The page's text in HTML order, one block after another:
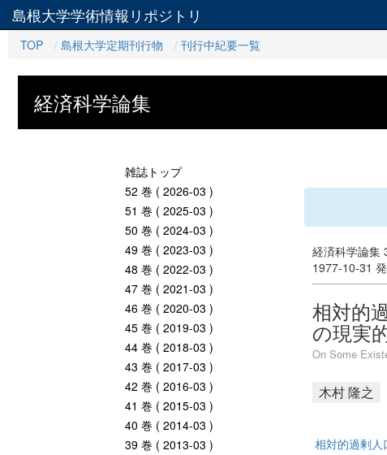
島根大学学術情報リポジトリ
TOP
島根大学定期刊行物 刊行中紀要一覧
経済科学論集
雑誌トップ
52 巻 ( 2026-03 )
51 巻 ( 2025-03 )
50 巻 ( 2024-03 )
49 巻 ( 2023-03 )
48 巻 ( 2022-03 )
47 巻 ( 2021-03 )
46 巻 ( 2020-03 )
45 巻 ( 2019-03 )
44 巻 ( 2018-03 )
43 巻 ( 2017-03 )
42 巻 ( 2016-03 )
41 巻 ( 2015-03 )
40 巻 ( 2014-03 )
39 巻 ( 2013-03 )
経済科学論集
1977-10-31
相対的
の現実
On Some
木村 隆之
相対的過剰